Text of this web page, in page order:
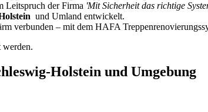
Leitspruch der Firma 'Mit Sicherheit das richtige
und Umland entwickelt.
verbunden – mit dem HAFA
Holstein und Umgebung